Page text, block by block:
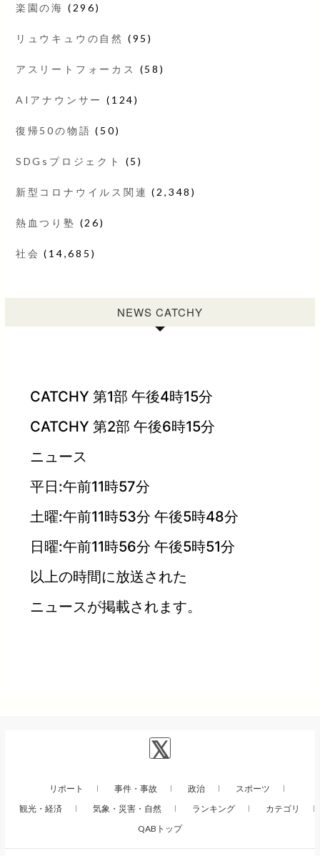
楽園の海 (296)
リュウキュウの自然 (95)
アスリートフォーカス (58)
AIアナウンサー (124)
復帰50の物語 (50)
SDGsプロジェクト (5)
新型コロナウイルス関連 (2,348)
熱血つり塾 (26)
社会 (14,685)
NEWS CATCHY
CATCHY 第1部 午後4時15分
CATCHY 第2部 午後6時15分
ニュース
平日:午前11時57分
土曜:午前11時53分 午後5時48分
日曜:午前11時56分 午後5時51分
以上の時間に放送された
ニュースが掲載されます。
リポート 事件・事故 政治
スポーツ
観光・経済
気象・災害・自然 ランキング
カテゴリ
QABトップ